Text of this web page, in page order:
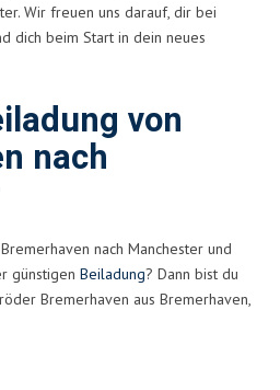
Wir freuen uns darauf, dir bei
dich beim Start in dein neues
von
nach
nach Manchester und
günstigen Beiladung? Dann bist du
Bremerhaven aus Bremerhaven,